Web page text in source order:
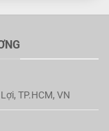
TP.HCM, VN